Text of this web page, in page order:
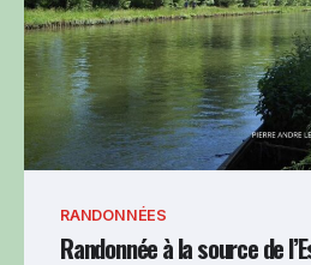
RANDONNÉES
Randonnée à la source de